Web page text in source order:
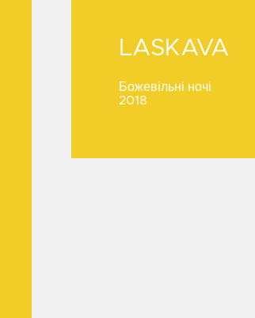
LASKAVA
Божевільні ночі
2018